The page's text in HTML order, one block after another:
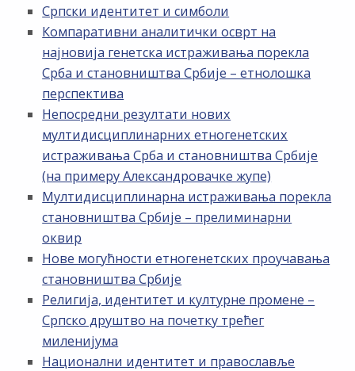
Српски идентитет и симболи
Компаративни аналитички осврт на
најновија генетска истраживања порекла
Срба и становништва Србије – етнолошка
перспектива
Непосредни резултати нових
мултидисциплинарних етногенетских
истраживања Срба и становништва Србије
(на примеру Александровачке жупе)
Мултидисциплинарна истраживања порекла
становништва Србије – прелиминарни
оквир
Нове могућности етногенетских проучавања
становништва Србије
Религија, идентитет и културне промене –
Српско друштво на почетку трећег
миленијума
Национални идентитет и православље